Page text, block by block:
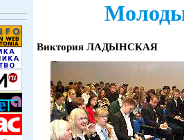
Виктория ЛАДЫНСКАЯ